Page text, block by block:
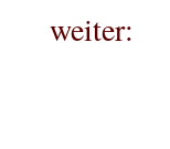
weiter: